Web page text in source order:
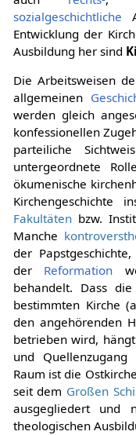
sozialgeschichtliche
Entwicklung der
Ausbildung her sind
Die Arbeitsweisen
allgemeinen
werden gleich
konfessionellen
parteiliche
untergeordnete
ökumenische
Fakultätenbzw.
Manche
der Papstgeschichte,
der Reformation
behandelt. Dass
bestimmten Kirche
den angehörenden
betrieben wird,
und Quellenzugang
Raum ist die
seit dem Großen
ausgegliedert und
theologischen